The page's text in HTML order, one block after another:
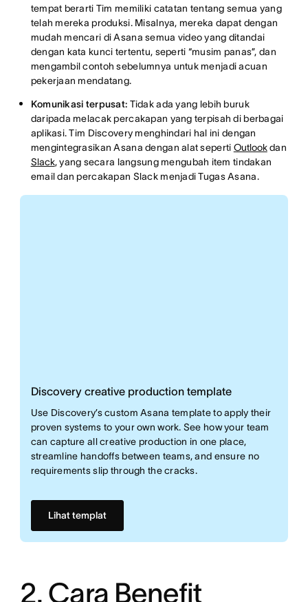
tempat berarti Tim memiliki catatan tentang semua yang
telah mereka produksi. Misalnya, mereka dapat dengan
mudah mencari di Asana semua video yang ditandai
dengan kata kunci tertentu, seperti “musim panas”, dan
mengambil contoh sebelumnya untuk menjadi acuan
pekerjaan mendatang.
Komunikasi terpusat: Tidak ada yang lebih buruk
daripada melacak percakapan yang terpisah di berbagai
aplikasi. Tim Discovery menghindari hal ini dengan
mengintegrasikan Asana dengan alat seperti Outlookdan
Slack, yang secara langsung mengubah item tindakan
email dan percakapan Slack menjadi Tugas Asana.
Discovery creative production template
Use Discovery’s custom Asana template to apply their
proven systems to your own work. See how your team
can capture all creative production in one place,
streamline handoffs between teams, and ensure no
requirements slip through the cracks.
Lihat templat
2. Cara Benefit